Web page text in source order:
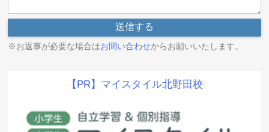
※お返事が必要な場合はお問い合わせからお願いいたします。
【PR】マイスタイル北野田校